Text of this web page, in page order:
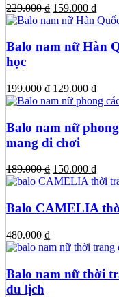
229.000₫ Giá
gốc
229.000 ₫.
159.000 ₫Giá
hiện
là:
Balo nam nữ Hàn
học
199.000₫ Giá
gốc
199.000 ₫.
129.000 ₫Giá
hiện
là:
Balo nam nữ
mang đi chơi
189.000₫ Giá
gốc
189.000 ₫.
150.000 ₫Giá
hiện
là:
Balo CAMELIA
480.000 ₫
Balo nam nữ thời
du lịch